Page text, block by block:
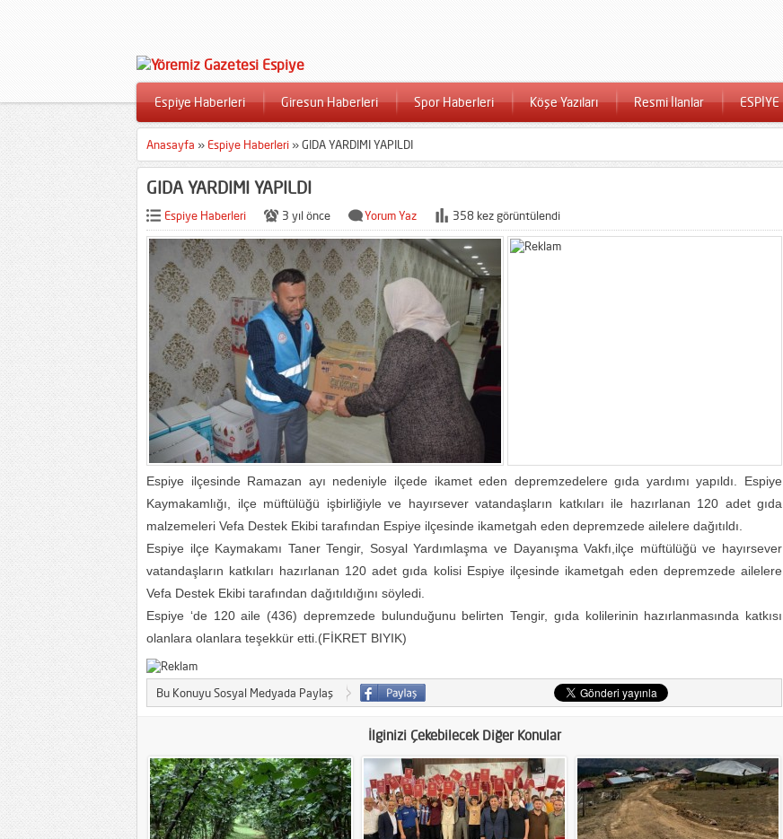
Espiye Haberleri Giresun Haberleri Spor Haberleri Köşe Yazıları Resmi İlanlar ESPİYE
Anasayfa » Espiye Haberleri »GIDA YARDIMI YAPILDI
GIDA YARDIMI YAPILDI
Espiye Haberleri 3 yıl önce Yorum Yaz 358 kez görüntülendi
Espiye ilçesinde Ramazan ayı nedeniyle ilçede ikamet eden depremzedelere gıda yardımı yapıldı. Espiye
Kaymakamlığı, ilçe müftülüğü işbirliğiyle ve hayırsever vatandaşların katkıları ile hazırlanan 120 adet gıda
malzemeleri Vefa Destek Ekibi tarafından Espiye ilçesinde ikametgah eden depremzede ailelere dağıtıldı.
Espiye ilçe Kaymakamı Taner Tengir, Sosyal Yardımlaşma ve Dayanışma Vakfı,ilçe müftülüğü ve hayırsever
vatandaşların katkıları hazırlanan 120 adet gıda kolisi Espiye ilçesinde ikametgah eden depremzede ailelere
Vefa Destek Ekibi tarafından dağıtıldığını söyledi.
Espiye ‘de 120 aile (436) depremzede bulunduğunu belirten Tengir, gıda kolilerinin hazırlanmasında katkısı
olanlara olanlara teşekkür etti.(FİKRET BIYIK)
Bu Konuyu Sosyal Medyada Paylaş
İlginizi Çekebilecek Diğer Konular